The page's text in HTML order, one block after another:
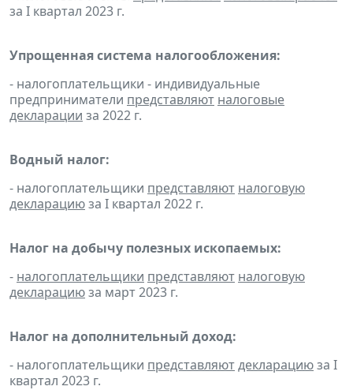
за I квартал 2023 г.
Упрощенная система налогообложения:
- налогоплательщики - индивидуальные
предприниматели представляют налоговые
декларации за 2022 г.
Водный налог:
- налогоплательщики представляют налоговую
декларациюза I квартал 2022 г.
Налог на добычу полезных ископаемых:
- налогоплательщики представляют налоговую
декларациюза март 2023 г.
Налог на дополнительный доход:
- налогоплательщики представляютдекларациюза I
квартал 2023 г.